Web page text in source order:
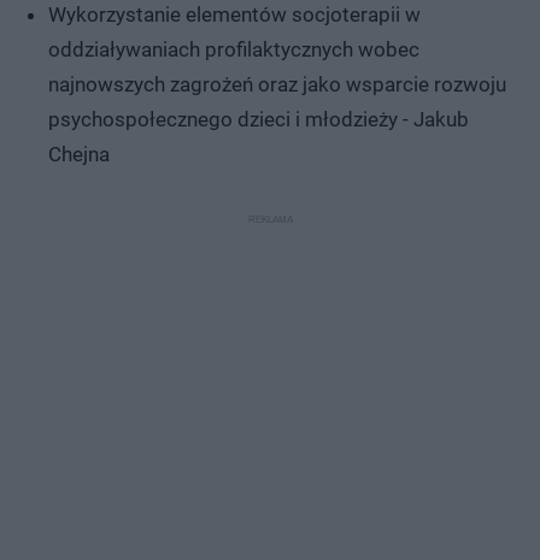
Wykorzystanie elementów socjoterapii w
oddziaływaniach profilaktycznych wobec
najnowszych zagrożeń oraz jako wsparcie rozwoju
psychospołecznego dzieci i młodzieży - Jakub
Chejna